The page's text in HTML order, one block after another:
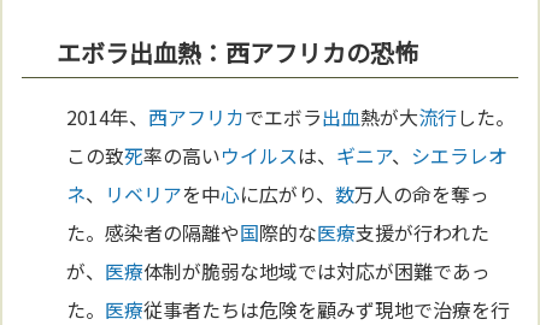
エボラ出血熱：西アフリカの恐怖
2014年、 西アフリカでエボラ出血熱が大流行した。
この致死率の高いウイルスは、 ギニア、 シエラレオ
ネ、 リベリアを中心に広がり、数万人の命を奪っ
た。感染者の隔離や国際的な医療支援が行われた
が、 医療体制が脆弱な地域では対応が困難であっ
た。 医療従事者たちは危険を顧みず現地で治療を行